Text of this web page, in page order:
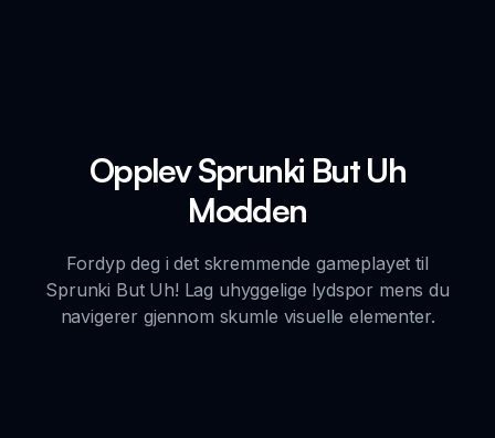
Opplev Sprunki But Uh
Modden
Fordyp deg i det skremmende gameplayet til
Sprunki But Uh! Lag uhyggelige lydspor mens du
navigerer gjennom skumle visuelle elementer.